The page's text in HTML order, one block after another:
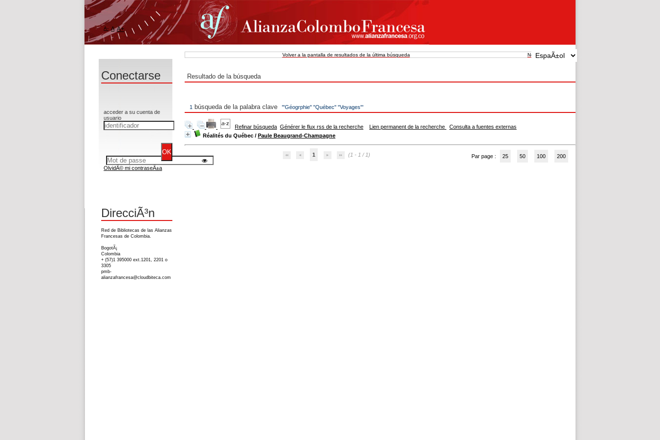
Volver a la pantalla de resultados de la última búsqueda New search
Resultado de la búsqueda
1 búsqueda de la palabra clave '"Géogrphie" "Québec" "Voyages"'
Refinar búsqueda Générer le flux rss de la recherche Lien permanent de la recherche
Consulta a fuentes externas
Réalités du Québec / Paule Beaugrand-Champagne
1 (1 - 1 / 1) Par page : 25 50 100 200
A- A A+
Conectarse
acceder a su cuenta de
usuario
OlvidÃ© mi contraseÃ±a
DirecciÃ³n
Red de Bibliotecas de las Alianzas
Francesas de Colombia.
BogotÃ¡
Colombia
+ (57)1 395000 ext.1201, 2201 o
3305
pmb-
alianzafrancesa@cloudbiteca.com